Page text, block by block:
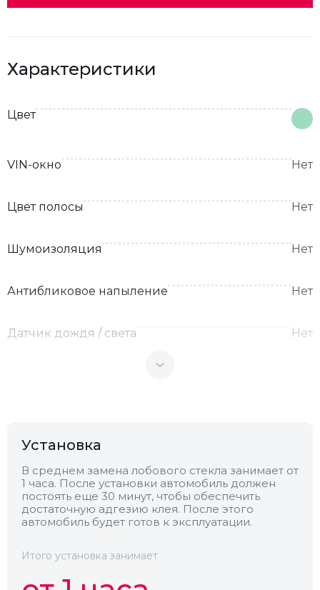
Характеристики
Цвет
VIN-окно Нет
Цвет полосы Нет
Шумоизоляция Нет
Антибликовое напыление Нет
Датчик дождя / света Нет
Обогрев
Установка
В среднем замена лобового стекла занимает от
1 часа. После установки автомобиль должен
постоять еще 30 минут, чтобы обеспечить
достаточную адгезию клея. После этого
автомобиль будет готов к эксплуатации.
Итого установка занимает